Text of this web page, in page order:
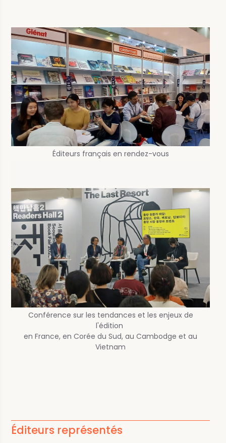
Éditeurs français en rendez-vous
Conférence sur les tendances et les enjeux de
l'édition
en France, en Corée du Sud, au Cambodge et au
Vietnam
Éditeurs représentés